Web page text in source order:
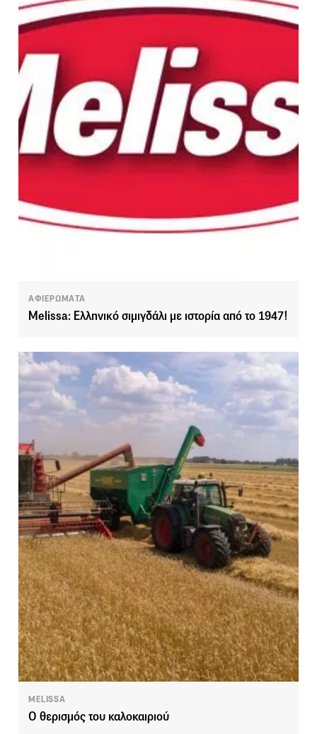
ΑΦΙΕΡΩΜΑΤΑ
Melissa: Ελληνικό σιμιγδάλι με ιστορία από το 1947!
MELISSA
Ο θερισμός του καλοκαιριού